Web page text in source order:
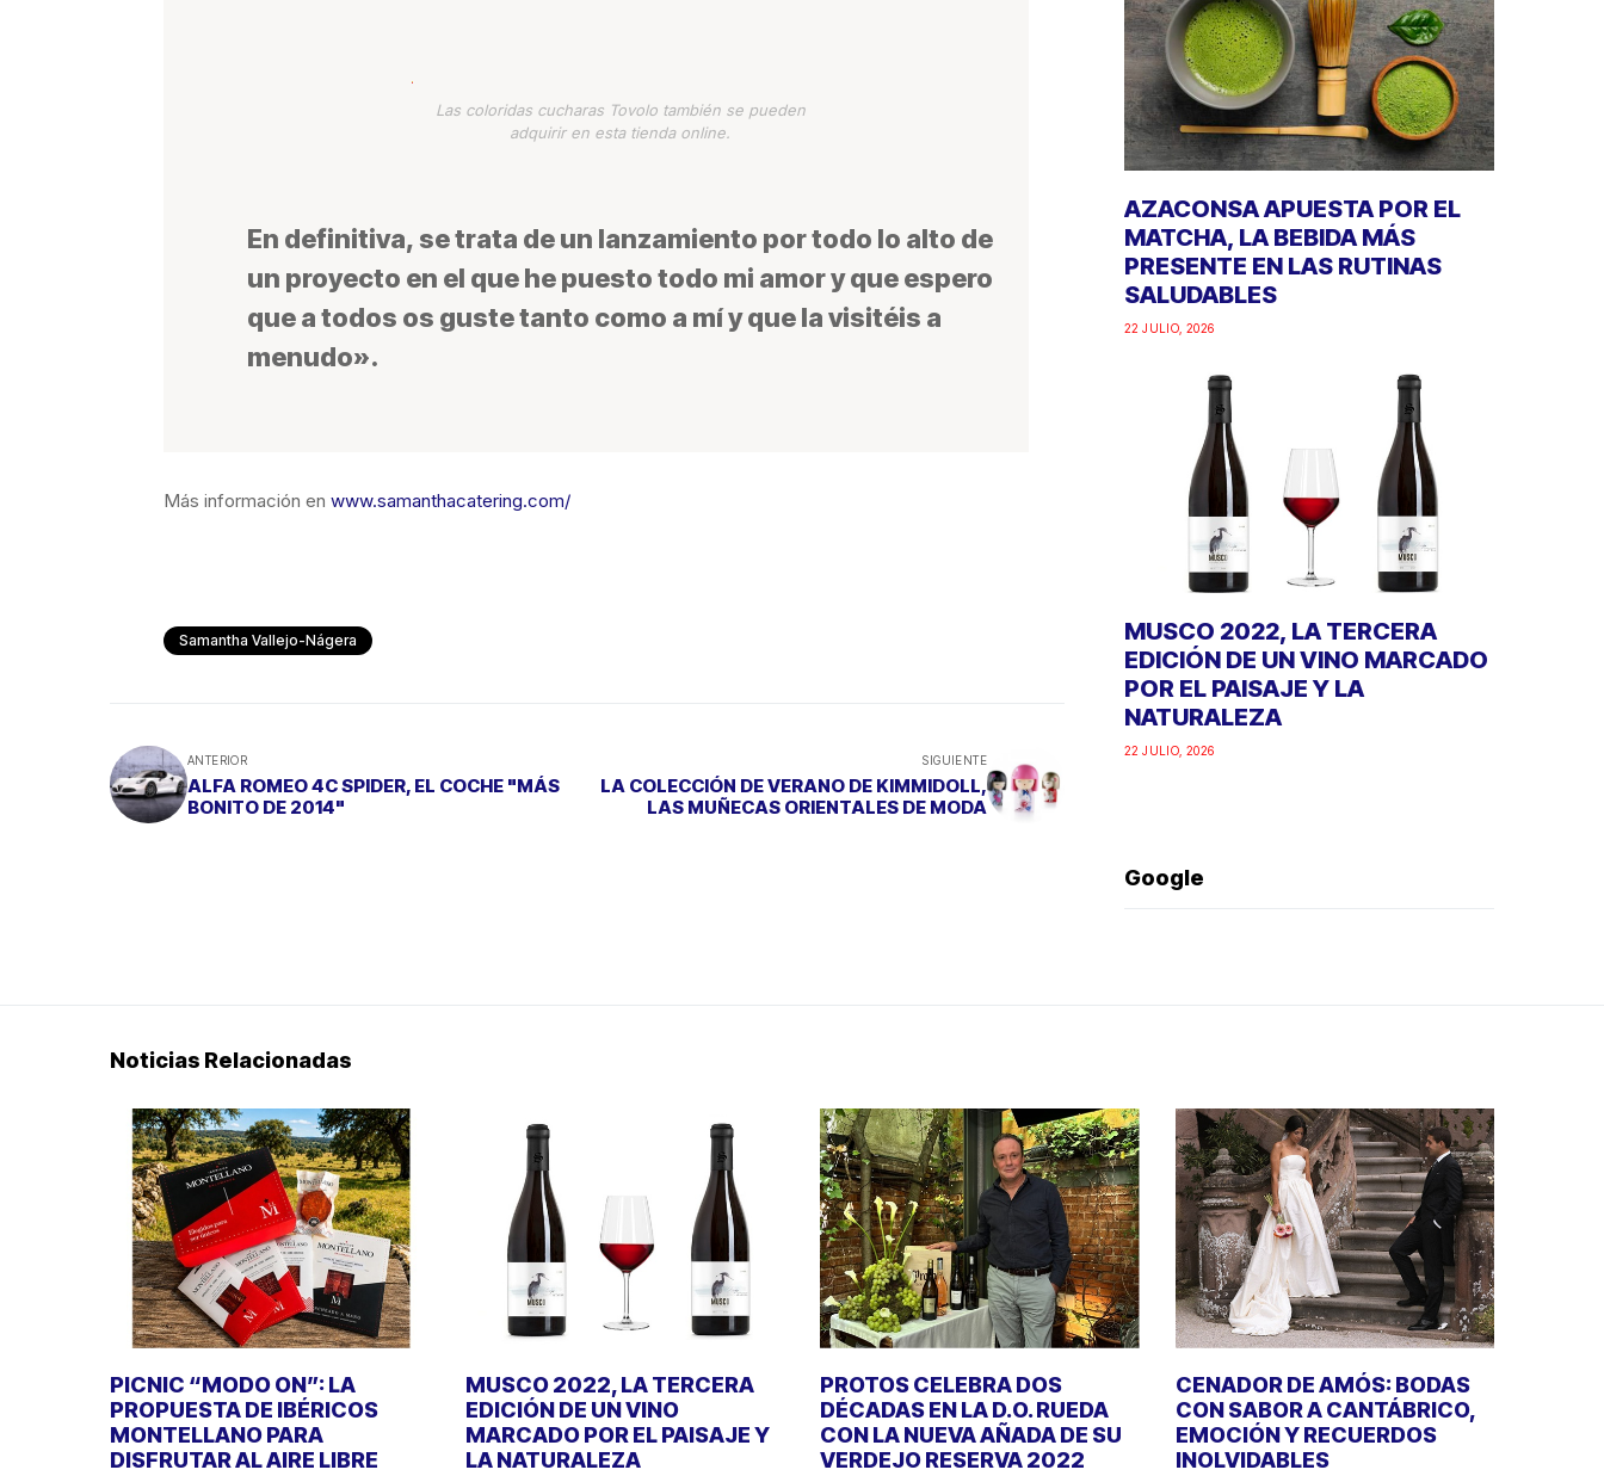
Las coloridas cucharas Tovolo también se pueden
adquirir en esta tienda online.
En definitiva, se trata de un lanzamiento por todo lo alto de
un proyecto en el que he puesto todo mi amor y que espero
que a todos os guste tanto como a mí y que la visitéis a
menudo».
Más información en www.samanthacatering.com/
Samantha Vallejo-Nágera
ANTERIOR
ALFA ROMEO 4C SPIDER, EL COCHE "MÁS
BONITO DE 2014"
SIGUIENTE
LA COLECCIÓN DE VERANO DE KIMMIDOLL,
LAS MUÑECAS ORIENTALES DE MODA
AZACONSA APUESTA POR EL
MATCHA, LA BEBIDA MÁS
PRESENTE EN LAS RUTINAS
SALUDABLES
22 JULIO, 2026
MUSCO 2022, LA TERCERA
EDICIÓN DE UN VINO MARCADO
POR EL PAISAJE Y LA
NATURALEZA
22 JULIO, 2026
Google
Noticias Relacionadas
PICNIC “MODO ON”: LA
PROPUESTA DE IBÉRICOS
MONTELLANO PARA
DISFRUTAR AL AIRE LIBRE
MUSCO 2022, LA TERCERA
EDICIÓN DE UN VINO
MARCADO POR EL PAISAJE Y
LA NATURALEZA
PROTOS CELEBRA DOS
DÉCADAS EN LA D.O. RUEDA
CON LA NUEVA AÑADA DE SU
VERDEJO RESERVA 2022
CENADOR DE AMÓS: BODAS
CON SABOR A CANTÁBRICO,
EMOCIÓN Y RECUERDOS
INOLVIDABLES